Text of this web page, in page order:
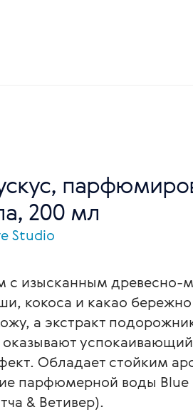
200 мл
Studio
с изысканным древесно-
кокоса и какао бережно
а экстракт
Обладает стойким
парфюмерной воды
& Ветивер).